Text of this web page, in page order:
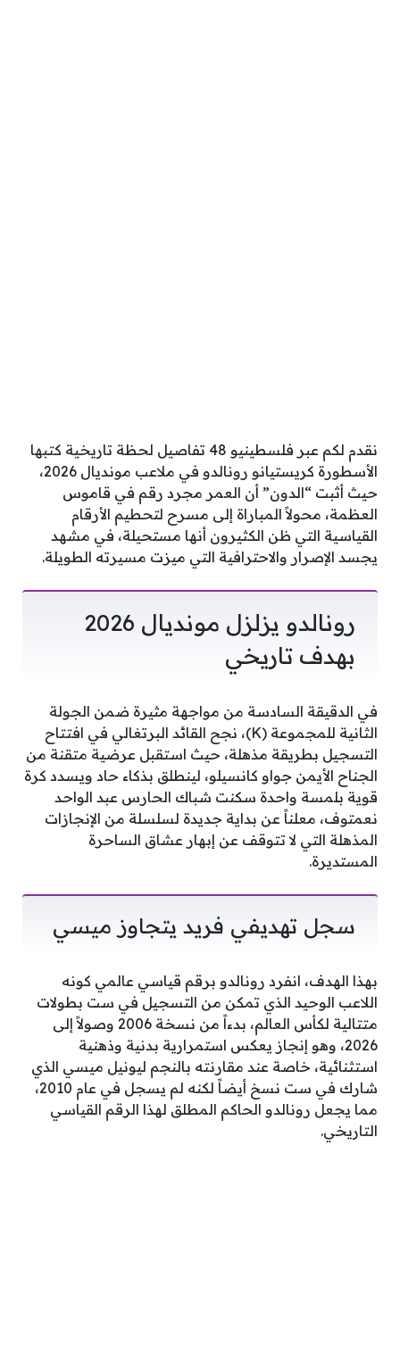
نقدم لكم عبر فلسطينيو 48 تفاصيل لحظة تاريخية كتبها
الأسطورة كريستيانو رونالدو في ملاعب مونديال 2026،
حيث أثبت “الدون” أن العمر مجرد رقم في قاموس
العظمة، محولاً المباراة إلى مسرح لتحطيم الأرقام
القياسية التي ظن الكثيرون أنها مستحيلة، في مشهد
يجسد الإصرار والاحترافية التي ميزت مسيرته الطويلة.
رونالدو يزلزل مونديال 2026
بهدف تاريخي
في الدقيقة السادسة من مواجهة مثيرة ضمن الجولة
الثانية للمجموعة (K)، نجح القائد البرتغالي في افتتاح
التسجيل بطريقة مذهلة، حيث استقبل عرضية متقنة من
الجناح الأيمن جواو كانسيلو، لينطلق بذكاء حاد ويسدد كرة
قوية بلمسة واحدة سكنت شباك الحارس عبد الواحد
نعمتوف، معلناً عن بداية جديدة لسلسلة من الإنجازات
المذهلة التي لا تتوقف عن إبهار عشاق الساحرة
المستديرة.
سجل تهديفي فريد يتجاوز ميسي
بهذا الهدف، انفرد رونالدو برقم قياسي عالمي كونه
اللاعب الوحيد الذي تمكن من التسجيل في ست بطولات
متتالية لكأس العالم، بدءاً من نسخة 2006 وصولاً إلى
2026، وهو إنجاز يعكس استمرارية بدنية وذهنية
استثنائية، خاصة عند مقارنته بالنجم ليونيل ميسي الذي
شارك في ست نسخ أيضاً لكنه لم يسجل في عام 2010،
مما يجعل رونالدو الحاكم المطلق لهذا الرقم القياسي
التاريخي.